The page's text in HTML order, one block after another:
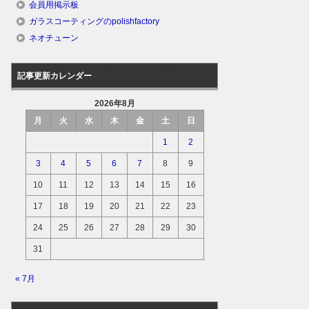
会員用掲示板
ガラスコーティングのpolishfactory
ネオチューン
記事更新カレンダー
2026年8月
月
火 水 木 金 土 日
1 2
3 4 5 6 7 8 9
10 11 12 13 14 15 16
17 18 19 20 21 22 23
24 25 26 27 28 29 30
31
« 7月